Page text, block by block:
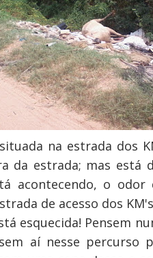
na estrada dos
da estrada; mas está
acontecendo, o
de acesso dos
esquecida! Pensem
aí nesse